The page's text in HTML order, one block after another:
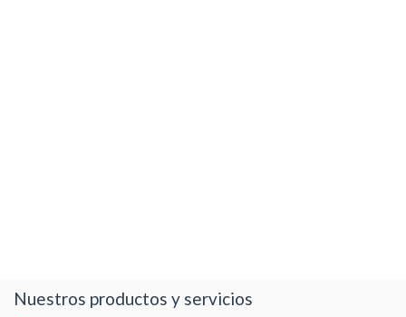
Nuestros productos y servicios